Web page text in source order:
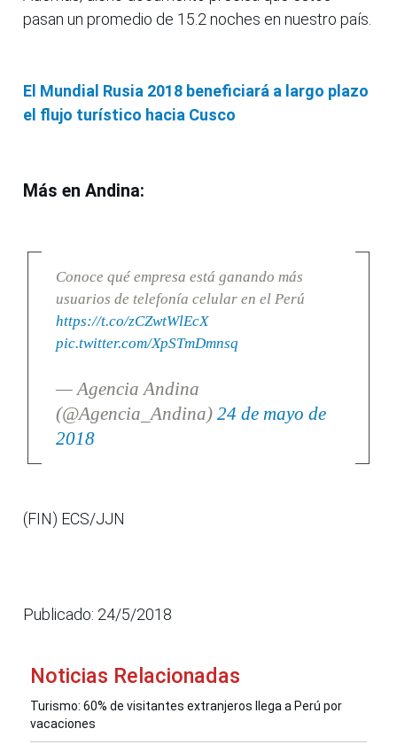
pasan un promedio de 15.2 noches en nuestro país.
El Mundial Rusia 2018 beneficiará a largo plazo
el flujo turístico hacia Cusco
Más en Andina:
Conoce qué empresa está ganando más
usuarios de telefonía celular en el Perú
https://t.co/zCZwtWlEcX
pic.twitter.com/XpSTmDmnsq
— Agencia Andina
(@Agencia_Andina) 24 de mayo de
2018
(FIN) ECS/JJN
Publicado: 24/5/2018
Noticias Relacionadas
Turismo: 60% de visitantes extranjeros llega a Perú por
vacaciones